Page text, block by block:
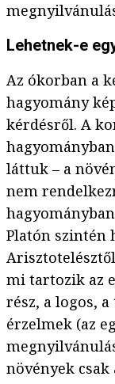
Lehetnek-e
Az ókorban a
hagyomány
kérdésről. A
láttuk – a
nem
Platón szintén
mi tartozik az
rész, a logos,
érzelmek (az
növények